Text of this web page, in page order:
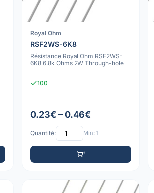
Royal Ohm
RSF2WS-6K8
Résistance Royal Ohm RSF2WS-
6K8 6.8k Ohms 2W Through-hole
100
0.23€ – 0.46€
Quantité: Min: 1